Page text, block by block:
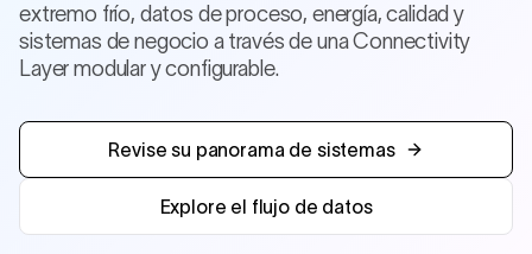
extremo frío, datos de proceso, energía, calidad y
sistemas de negocio a través de una Connectivity
Layer modular y configurable.
Revise su panorama de sistemas
Explore el flujo de datos